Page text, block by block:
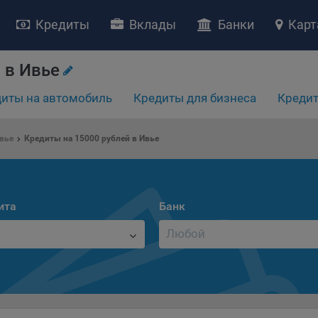
«О политике обработки файлов cookie»
положения о политике обработки файлов cookie (далее –
) является одной из принимаемых Обществом мер по защите
данных, предусмотренных статьей 17 Закона
от 7 мая 2021 г. № 99-З «О защите персональных данных»
Кредиты Вклады Банки
в Ивье
на автомобиль Кредиты для бизнеса
Кредиты на 15000 рублей в Ивье
Банк